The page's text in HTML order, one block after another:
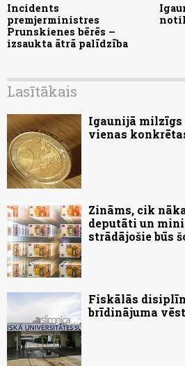
Incidents
premjerministres
Prunskienes bērēs –
izsaukta ātrā palīdzība
Lasītākais
Igaunijā milzīgs
vienas
Zināms, cik
deputāti un
strādājošie būs
Fiskālās
brīdinājuma